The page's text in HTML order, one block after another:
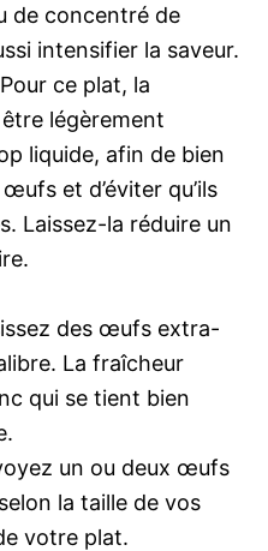
de concentré de
intensifier la saveur.
Pour ce plat, la
légèrement
liquide, afin de bien
et d’éviter qu’ils
Laissez-la réduire un
des œufs extra-
La fraîcheur
qui se tient bien
un ou deux œufs
la taille de vos
votre plat.